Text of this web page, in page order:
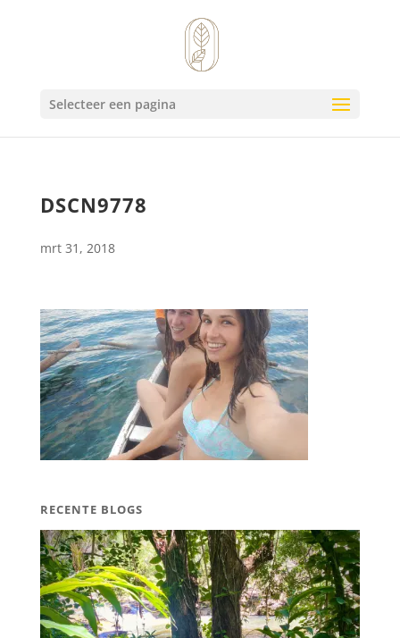
Selecteer een pagina
DSCN9778
mrt 31, 2018
RECENTE BLOGS